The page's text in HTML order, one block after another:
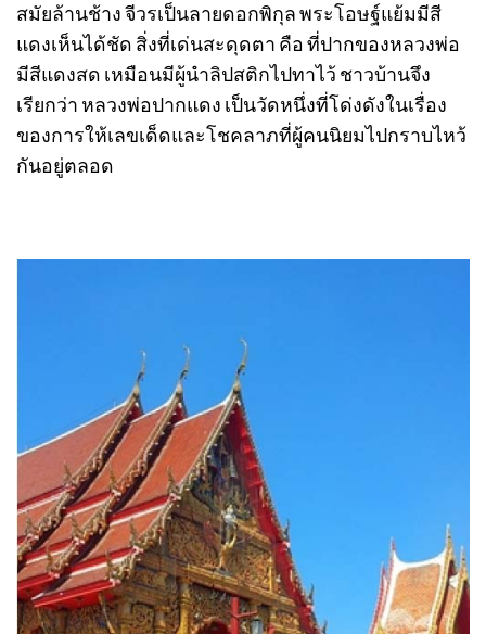
สมัยล้านช้าง จีวรเป็นลายดอกพิกุล พระโอษฐ์แย้มมีสี
แดงเห็นได้ชัด สิ่งที่เด่นสะดุดตา คือ ที่ปากของหลวงพ่อ
มีสีแดงสด เหมือนมีผู้นำลิปสติกไปทาไว้ ชาวบ้านจึง
เรียกว่า หลวงพ่อปากแดง เป็นวัดหนึ่งที่โด่งดังในเรื่อง
ของการให้เลขเด็ดและโชคลาภที่ผู้คนนิยมไปกราบไหว้
กันอยู่ตลอด